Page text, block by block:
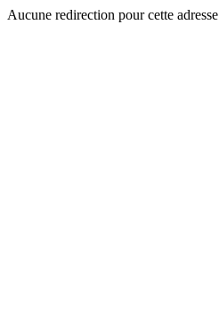
Aucune redirection pour cette adresse